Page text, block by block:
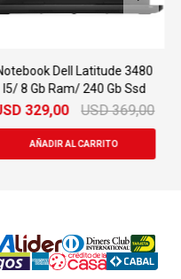
Notebook Dell Latitude
E6540 I5 8gb Ram 320gb
15.6"
USD 329,00 USD 499,00